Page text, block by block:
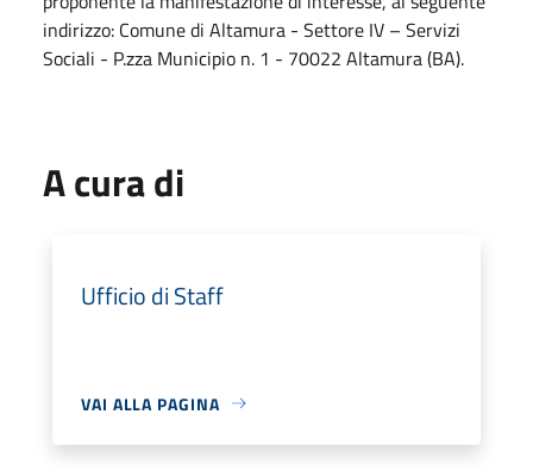
indirizzo: Comune di Altamura - Settore IV – Servizi
Sociali - P.zza Municipio n. 1 - 70022 Altamura (BA).
A cura di
Ufficio di Staff
VAI ALLA PAGINA